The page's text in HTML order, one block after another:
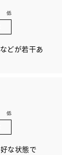
どが若干あ
な状態で